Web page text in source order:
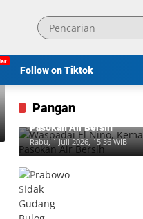
Follow on Tiktok
Pangan
Waspadai El Nino,
Pasokan Air Bersih
Rabu, 1 Juli 2026, 15:36 WIB